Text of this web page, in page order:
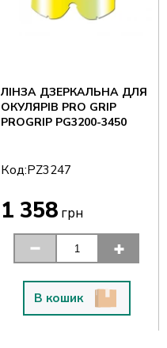
ЛІНЗА ДЗЕРКАЛЬНА ДЛЯ
ОКУЛЯРІВ PRO GRIP
PROGRIP PG3200-3450
Код:PZ3247
1 358 грн
В кошик